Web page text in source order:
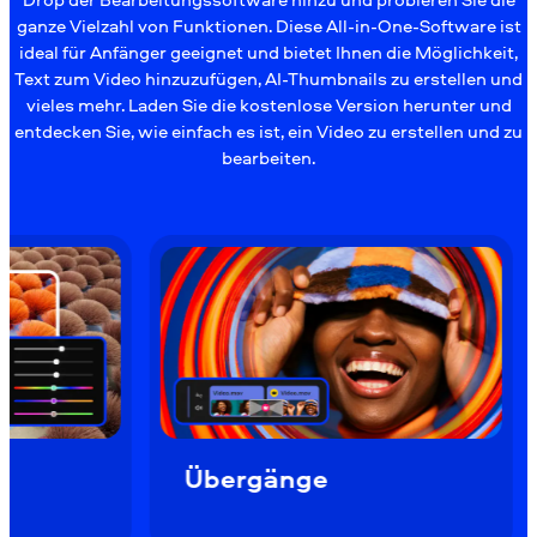
ganze Vielzahl von Funktionen. Diese All-in-One-Software ist
ideal für Anfänger geeignet und bietet Ihnen die Möglichkeit,
Text zum Video hinzuzufügen, AI-Thumbnails zu erstellen und
vieles mehr. Laden Sie die kostenlose Version herunter und
entdecken Sie, wie einfach es ist, ein Video zu erstellen und zu
bearbeiten.